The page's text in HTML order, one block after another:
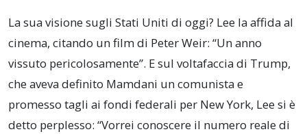
La sua visione sugli Stati Uniti di oggi? Lee la affida al
cinema, citando un film di Peter Weir: “Un anno
vissuto pericolosamente”. E sul voltafaccia di Trump,
che aveva definito Mamdani un comunista e
promesso tagli ai fondi federali per New York, Lee si è
detto perplesso: “Vorrei conoscere il numero reale di